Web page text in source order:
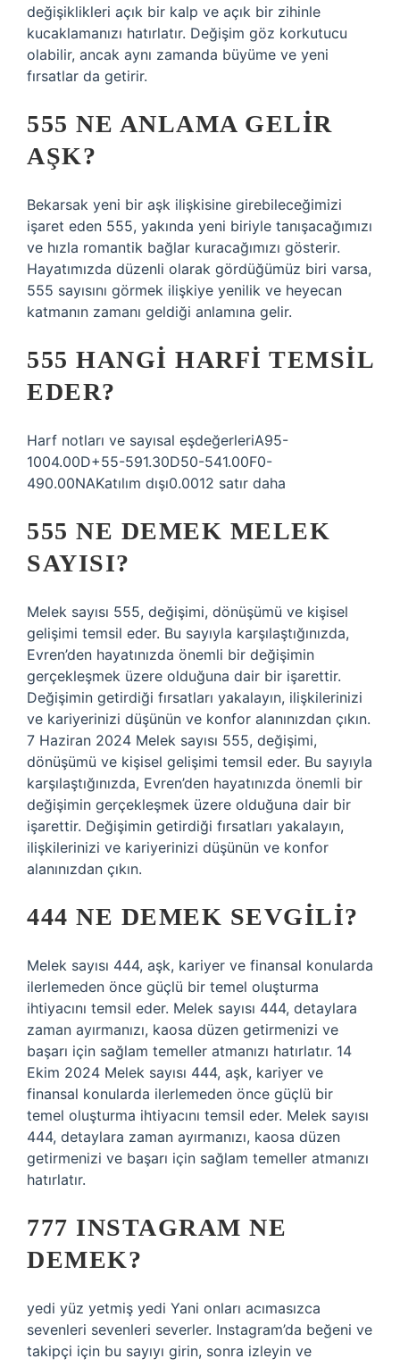
değişiklikleri açık bir kalp ve açık bir zihinle
kucaklamanızı hatırlatır. Değişim göz korkutucu
olabilir, ancak aynı zamanda büyüme ve yeni
fırsatlar da getirir.
555 NE ANLAMA GELIR
AŞK?
Bekarsak yeni bir aşk ilişkisine girebileceğimizi
işaret eden 555, yakında yeni biriyle tanışacağımızı
ve hızla romantik bağlar kuracağımızı gösterir.
Hayatımızda düzenli olarak gördüğümüz biri varsa,
555 sayısını görmek ilişkiye yenilik ve heyecan
katmanın zamanı geldiği anlamına gelir.
555 HANGI HARFI TEMSIL
EDER?
Harf notları ve sayısal eşdeğerleriA95-
1004.00D+55-591.30D50-541.00F0-
490.00NAKatılım dışı0.0012 satır daha
555 NE DEMEK MELEK
SAYISI?
Melek sayısı 555, değişimi, dönüşümü ve kişisel
gelişimi temsil eder. Bu sayıyla karşılaştığınızda,
Evren’den hayatınızda önemli bir değişimin
gerçekleşmek üzere olduğuna dair bir işarettir.
Değişimin getirdiği fırsatları yakalayın, ilişkilerinizi
ve kariyerinizi düşünün ve konfor alanınızdan çıkın.
7 Haziran 2024 Melek sayısı 555, değişimi,
dönüşümü ve kişisel gelişimi temsil eder. Bu sayıyla
karşılaştığınızda, Evren’den hayatınızda önemli bir
değişimin gerçekleşmek üzere olduğuna dair bir
işarettir. Değişimin getirdiği fırsatları yakalayın,
ilişkilerinizi ve kariyerinizi düşünün ve konfor
alanınızdan çıkın.
444 NE DEMEK SEVGILI?
Melek sayısı 444, aşk, kariyer ve finansal konularda
ilerlemeden önce güçlü bir temel oluşturma
ihtiyacını temsil eder. Melek sayısı 444, detaylara
zaman ayırmanızı, kaosa düzen getirmenizi ve
başarı için sağlam temeller atmanızı hatırlatır. 14
Ekim 2024 Melek sayısı 444, aşk, kariyer ve
finansal konularda ilerlemeden önce güçlü bir
temel oluşturma ihtiyacını temsil eder. Melek sayısı
444, detaylara zaman ayırmanızı, kaosa düzen
getirmenizi ve başarı için sağlam temeller atmanızı
hatırlatır.
777 INSTAGRAM NE
DEMEK?
yedi yüz yetmiş yedi Yani onları acımasızca
sevenleri sevenleri severler. Instagram’da beğeni ve
takipçi için bu sayıyı girin, sonra izleyin ve